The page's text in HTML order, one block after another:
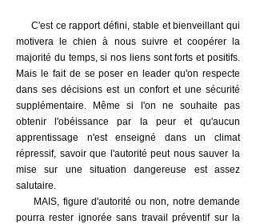
C'est ce rapport défini, stable et bienveillant qui
motivera le chien à nous suivre et coopérer la
majorité du temps, si nos liens sont forts et positifs.
Mais le fait de se poser en leader qu'on respecte
dans ses décisions est un confort et une sécurité
supplémentaire. Même si l'on ne souhaite pas
obtenir l'obéissance par la peur et qu'aucun
apprentissage n'est enseigné dans un climat
répressif, savoir que l'autorité peut nous sauver la
mise sur une situation dangereuse est assez
salutaire.
MAIS, figure d'autorité ou non, notre demande
pourra rester ignorée sans travail préventif sur la